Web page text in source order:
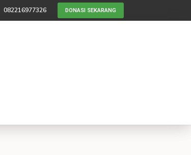
082216977326 DONASI SEKARANG